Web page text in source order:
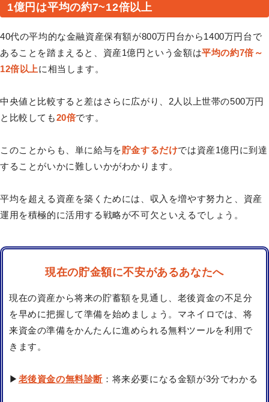
1億円は平均の約7~12倍以上
40代の平均的な金融資産保有額が800万円台から1400万円台で
あることを踏まえると、資産1億円という金額は平均の約7倍～
12倍以上に相当します。
中央値と比較すると差はさらに広がり、2人以上世帯の500万円
と比較しても20倍です。
このことからも、単に給与を貯金するだけでは資産1億円に到達
することがいかに難しいかがわかります。
平均を超える資産を築くためには、収入を増やす努力と、資産
運用を積極的に活用する戦略が不可欠といえるでしょう。
現在の貯金額に不安があるあなたへ
現在の資産から将来の貯蓄額を見通し、老後資金の不足分
を早めに把握して準備を始めましょう。マネイロでは、将
来資金の準備をかんたんに進められる無料ツールを利用で
きます。
▶ 老後資金の無料診断 ：将来必要になる金額が3分でわかる